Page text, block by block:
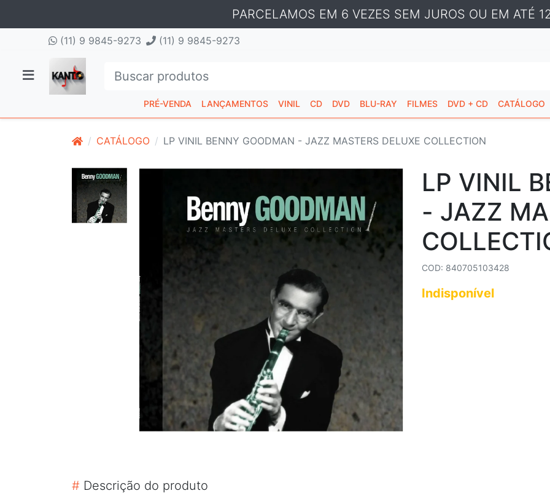
PARCELAMOS EM 6 VEZES SEM JUROS OU EM ATÉ
(11) 9 9845-9273 (11) 9 9845-9273
PRÉ-VENDA LANÇAMENTOS VINIL CD DVD BLU-RAY FILMES DVD + CD CATÁLOGO
CATÁLOGO LP VINIL BENNY GOODMAN - JAZZ MASTERS DELUXE COLLECTION
LP VINIL
- JAZZ
COD: 840705103428
Indisponível
# Descrição do produto